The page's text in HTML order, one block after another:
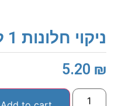
ניקוי חלונות 1 ליטר יבוא 1/12
5.20 ₪